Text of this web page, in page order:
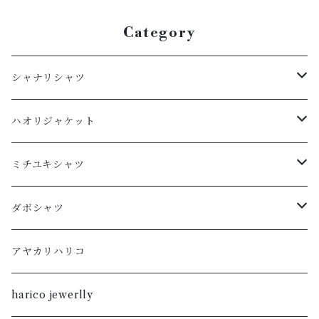
Category
シャナリシャツ
長袖
XL
L
半袖
XL
L
ハオリジャケット
L
M
S
ミチユキシャツ
L
M
S
ダボシャツ
柿渋
XL
暮染
アヤカリハリコ
harico jewerlly